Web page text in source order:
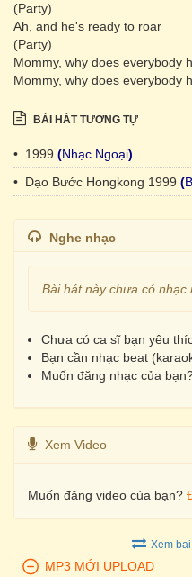
(Party)
Ah, and he's ready to roar
(Party)
Mommy, why does everybody
Mommy, why does everybody
BÀI HÁT TƯƠNG TỰ
• 1999 (Nhạc Ngoại)
• Dạo Bước Hongkong 1999 (
Nghe nhạc
Bài hát này chưa có nhạc
Chưa có ca sĩ bạn yêu
Bạn cần nhạc beat
Muốn đăng nhạc của
Xem Video
Muốn đăng video của bạn?
Xem
MP3 MỚI UPLOAD